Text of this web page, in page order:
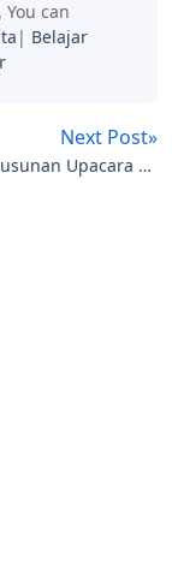
can
| Belajar
Next Post»
Upacara 17